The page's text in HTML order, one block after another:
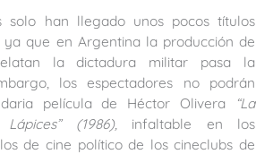
solo han llegado unos pocos títulos
ya que en Argentina la producción de
la dictadura militar pasa la
los espectadores no podrán
película de Héctor Olivera
“La
(1986), infaltable en los
de cine político de los cineclubs de